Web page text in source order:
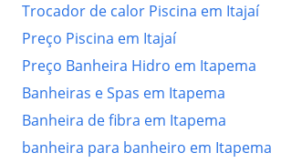
Trocador de calor Piscina em Itajaí
Preço Piscina em Itajaí
Preço Banheira Hidro em Itapema
Banheiras e Spas em Itapema
Banheira de fibra em Itapema
banheira para banheiro em Itapema